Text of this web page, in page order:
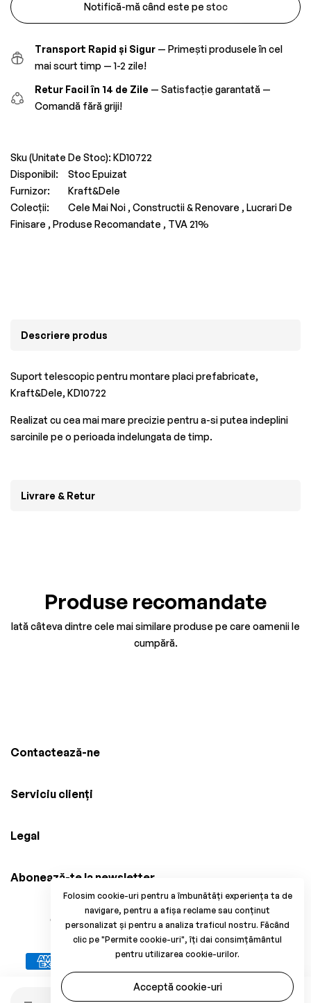
Notifică-mă când este pe stoc
Transport Rapid și Sigur — Primești produsele în cel
mai scurt timp — 1-2 zile!
Retur Facil în 14 de Zile — Satisfacție garantată —
Comandă fără griji!
Sku (Unitate De Stoc): KD10722
Disponibil:
Stoc Epuizat
Furnizor:
Kraft&Dele
Colecții:
Cele Mai Noi , Constructii & Renovare , Lucrari De
Finisare , Produse Recomandate , TVA 21%
Descriere produs
Suport telescopic pentru montare placi prefabricate,
Kraft&Dele, KD10722
Realizat cu cea mai mare precizie pentru a-si putea indeplini
sarcinile pe o perioada indelungata de timp.
Livrare & Retur
Produse recomandate
Iată câteva dintre cele mai similare produse pe care oamenii le
cumpără.
Contactează-ne
Serviciu clienți
Legal
Abonează-te la newsletter
© 2025 Brico Mania, CUI: 38034914, Reg. Com.
J33/1371/2017. All Rights Reserved.
Folosim cookie-uri pentru a îmbunătăți experiența ta de
navigare, pentru a afișa reclame sau conținut
personalizat și pentru a analiza traficul nostru. Făcând
clic pe "Permite cookie-uri", îți dai consimțământul
pentru utilizarea cookie-urilor.
Acceptă cookie-uri